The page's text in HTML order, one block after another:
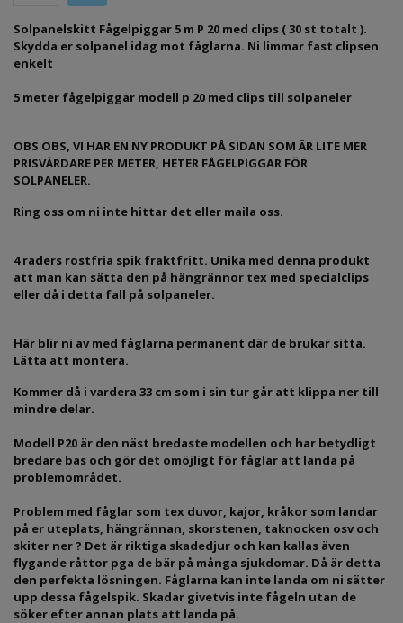
Solpanelskitt Fågelpiggar 5 m P 20 med clips ( 30 st totalt ).
Skydda er solpanel idag mot fåglarna. Ni limmar fast clipsen
enkelt
5 meter fågelpiggar modell p 20 med clips till solpaneler
OBS OBS, VI HAR EN NY PRODUKT PÅ SIDAN SOM ÄR LITE MER
PRISVÄRDARE PER METER, HETER FÅGELPIGGAR FÖR
SOLPANELER.
Ring oss om ni inte hittar det eller maila oss.
4 raders rostfria spik fraktfritt. Unika med denna produkt
att man kan sätta den på hängrännor tex med specialclips
eller då i detta fall på solpaneler.
Här blir ni av med fåglarna permanent där de brukar sitta.
Lätta att montera.
Kommer då i vardera 33 cm som i sin tur går att klippa ner till
mindre delar.
Modell P20 är den näst bredaste modellen och har betydligt
bredare bas och gör det omöjligt för fåglar att landa på
problemområdet.
Problem med fåglar som tex duvor, kajor, kråkor som landar
på er uteplats, hängrännan, skorstenen, taknocken osv och
skiter ner ? Det är riktiga skadedjur och kan kallas även
flygande råttor pga de bär på många sjukdomar. Då är detta
den perfekta lösningen. Fåglarna kan inte landa om ni sätter
upp dessa fågelspik. Skadar givetvis inte fågeln utan de
söker efter annan plats att landa på.